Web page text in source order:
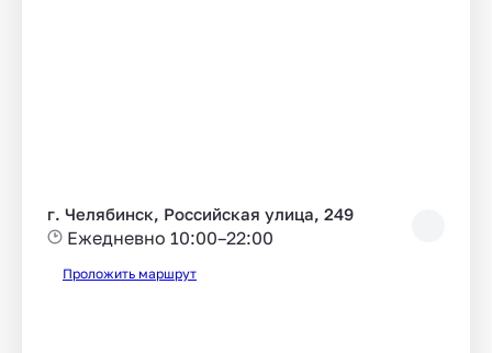
г. Челябинск, Российская улица, 249
Ежедневно 10:00–22:00
Проложить маршрут